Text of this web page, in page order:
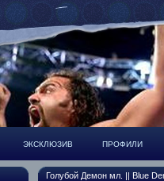
ЭКСКЛЮЗИВ ПРОФИЛИ
Голубой Демон мл. || Blue